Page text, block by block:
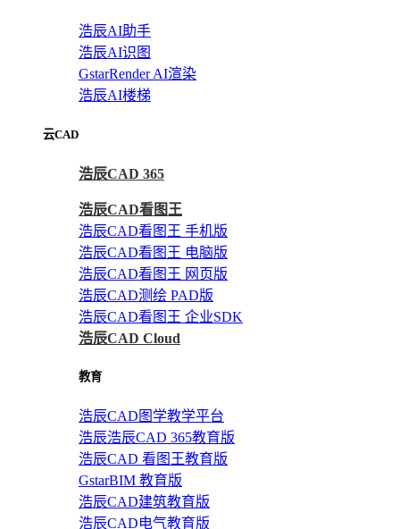
浩辰AI助手
浩辰AI识图
GstarRender AI渲染
浩辰AI楼梯
云CAD
浩辰CAD 365
浩辰CAD看图王
浩辰CAD看图王 手机版
浩辰CAD看图王 电脑版
浩辰CAD看图王 网页版
浩辰CAD测绘 PAD版
浩辰CAD看图王 企业SDK
浩辰CAD Cloud
教育
浩辰CAD图学教学平台
浩辰浩辰CAD 365教育版
浩辰CAD 看图王教育版
GstarBIM 教育版
浩辰CAD建筑教育版
浩辰CAD电气教育版